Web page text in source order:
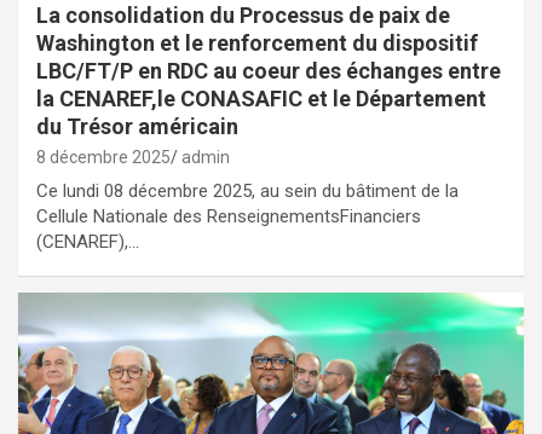
La consolidation du Processus de paix de
Washington et le renforcement du dispositif
LBC/FT/P en RDC au coeur des échanges entre
la CENAREF,le CONASAFIC et le Département
du Trésor américain
8 décembre 2025 admin
Ce lundi 08 décembre 2025, au sein du bâtiment de la
Cellule Nationale des RenseignementsFinanciers
(CENAREF),…